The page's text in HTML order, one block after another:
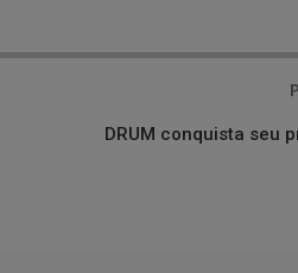
DRUM conquista seu